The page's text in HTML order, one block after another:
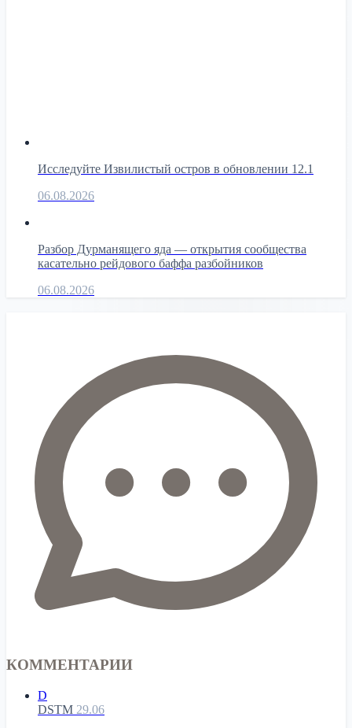
Исследуйте Извилистый остров в обновлении 12.1
06.08.2026
Разбор Дурманящего яда — открытия сообщества
касательно рейдового баффа разбойников
06.08.2026
КОММЕНТАРИИ
D
DSTM 29.06